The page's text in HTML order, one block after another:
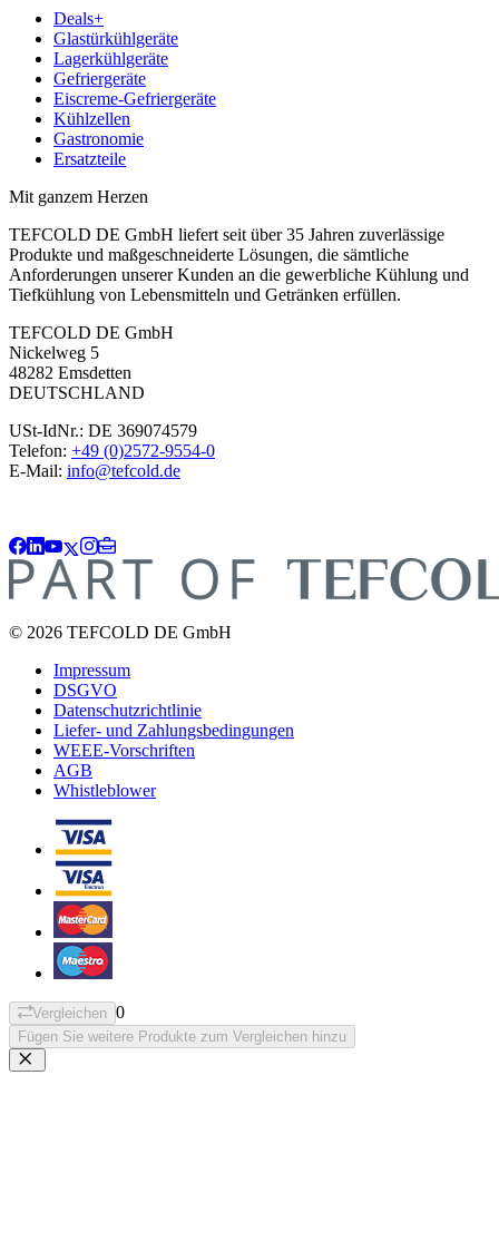
Deals+
Glastürkühlgeräte
Lagerkühlgeräte
Gefriergeräte
Eiscreme-Gefriergeräte
Kühlzellen
Gastronomie
Ersatzteile
Mit ganzem Herzen
TEFCOLD DE GmbH liefert seit über 35 Jahren zuverlässige
Produkte und maßgeschneiderte Lösungen, die sämtliche
Anforderungen unserer Kunden an die gewerbliche Kühlung und
Tiefkühlung von Lebensmitteln und Getränken erfüllen.
TEFCOLD DE GmbH
Nickelweg 5
48282 Emsdetten
DEUTSCHLAND
USt-IdNr.: DE 369074579
Telefon: +49 (0)2572-9554-0
E-Mail: info@tefcold.de
© 2026 TEFCOLD DE GmbH
Impressum
DSGVO
Datenschutzrichtlinie
Liefer- und Zahlungsbedingungen
WEEE-Vorschriften
AGB
Whistleblower
Vergleichen 0
Fügen Sie weitere Produkte zum Vergleichen hinzu